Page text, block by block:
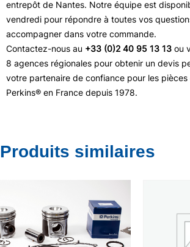
entrepôt de Nantes. Notre équipe est
vendredi pour répondre à toutes vos
accompagner dans votre commande.
Contactez-nous au +33 (0)2 40 95 13 13 ou
8 agences régionales pour obtenir un devis
votre partenaire de confiance pour les
Perkins® en France depuis 1978.
Produits similaires